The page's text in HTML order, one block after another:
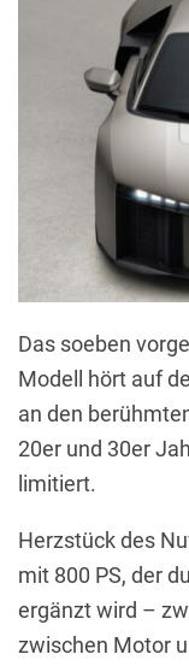
Das soeben
Modell hört auf
an den
20er und 30er
limitiert.
Herzstück des
mit 800 PS, der
ergänzt wird –
zwischen Motor